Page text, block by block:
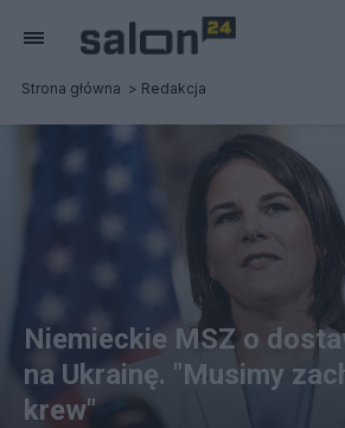
Strona główna Redakcja
Niemieckie MSZ o
na Ukrainę. "Musimy
krew"